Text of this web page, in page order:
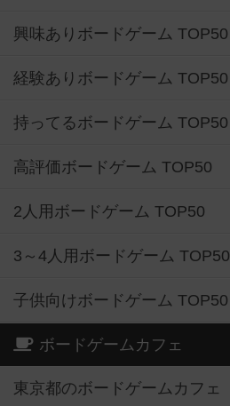
興味ありボードゲーム TOP50
経験ありボードゲーム TOP50
持ってるボードゲーム TOP50
高評価ボードゲーム TOP50
2人用ボードゲーム TOP50
3～4人用ボードゲーム TOP50
子供向けボードゲーム TOP50
ボードゲームカフェ
東京都のボードゲームカフェ